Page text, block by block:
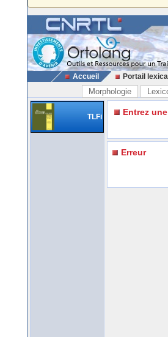
Accueil Portail lexical
Morphologie
TLFi Entrez
Erreur